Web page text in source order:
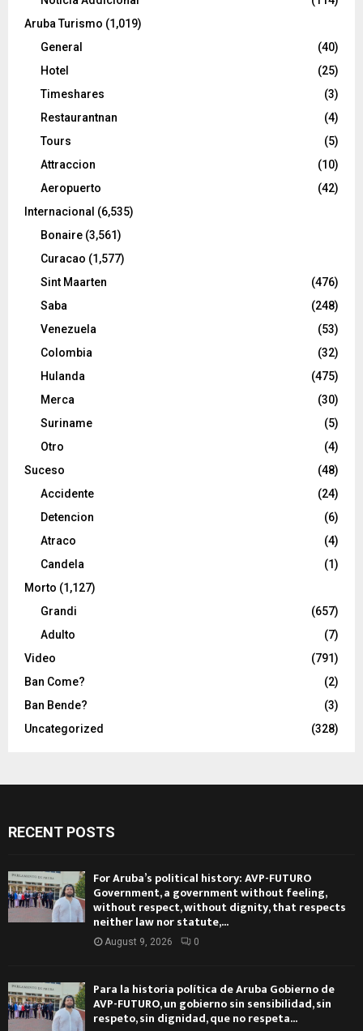
Aruba Turismo (1,019)
General
(40)
Hotel
(25)
Timeshares
(3)
Restaurantnan
(4)
Tours
(5)
Attraccion
(10)
Aeropuerto
(42)
Internacional (6,535)
Bonaire (3,561)
Curacao (1,577)
Sint Maarten
(476)
Saba
(248)
Venezuela
(53)
Colombia
(32)
Hulanda
(475)
Merca
(30)
Suriname
(5)
Otro
(4)
Suceso
(48)
Accidente
(24)
Detencion
(6)
Atraco
(4)
Candela
(1)
Morto (1,127)
Grandi
(657)
Adulto
(7)
Video
(791)
Ban Come?
(2)
Ban Bende?
(3)
Uncategorized
(328)
RECENT POSTS
For Aruba’s political history: AVP-FUTURO
Government, a government without feeling,
without respect, without dignity, that respects
neither law nor statute,...
August 9, 2026 0
Para la historia política de Aruba Gobierno de
AVP-FUTURO, un gobierno sin sensibilidad, sin
respeto, sin dignidad, que no respeta...